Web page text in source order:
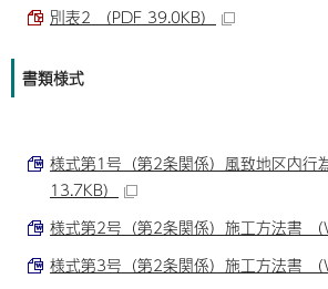
別表2 （PDF 39.0KB）
書類様式
様式第1号（第2条関係）風致地区内
13.7KB）
様式第2号（第2条関係）施工方法書 （
様式第3号（第2条関係）施工方法書 （